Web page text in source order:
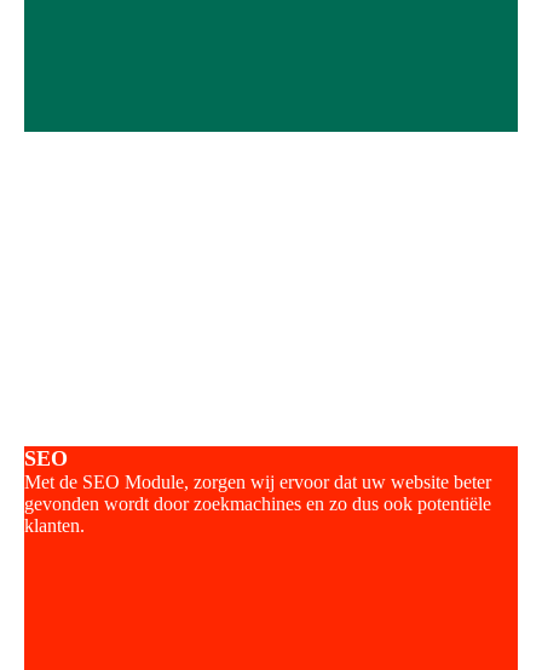
SEO
Met de SEO Module, zorgen wij ervoor dat uw website beter
gevonden wordt door zoekmachines en zo dus ook potentiële
klanten.